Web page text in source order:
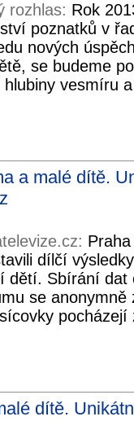
rozhlas: Rok
poznatků v
nových
se budeme
hlubiny vesmíru
a malé dítě.
dílčí
dětí. Sbírání dat
se
dítě.